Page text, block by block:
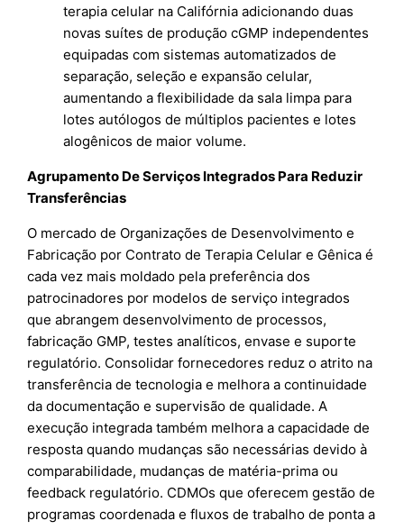
terapia celular na Califórnia adicionando duas
novas suítes de produção cGMP independentes
equipadas com sistemas automatizados de
separação, seleção e expansão celular,
aumentando a flexibilidade da sala limpa para
lotes autólogos de múltiplos pacientes e lotes
alogênicos de maior volume.
Agrupamento De Serviços Integrados Para Reduzir
Transferências
O mercado de Organizações de Desenvolvimento e
Fabricação por Contrato de Terapia Celular e Gênica é
cada vez mais moldado pela preferência dos
patrocinadores por modelos de serviço integrados
que abrangem desenvolvimento de processos,
fabricação GMP, testes analíticos, envase e suporte
regulatório. Consolidar fornecedores reduz o atrito na
transferência de tecnologia e melhora a continuidade
da documentação e supervisão de qualidade. A
execução integrada também melhora a capacidade de
resposta quando mudanças são necessárias devido à
comparabilidade, mudanças de matéria-prima ou
feedback regulatório. CDMOs que oferecem gestão de
programas coordenada e fluxos de trabalho de ponta a